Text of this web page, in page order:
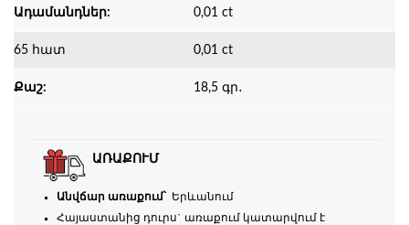
Ադամանդներ: 0,01 ct
65 հատ 0,01 ct
Քաշ: 18,5 գր․
ԱՌԱՔՈՒՄ
Անվճար առաքում՝Երևանում
Հայաստանից դուրս` առաքում կատարվում է